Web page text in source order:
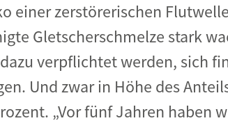
einer zerstörerischen
Gletscherschmelze stark
verpflichtet werden, sich
Und zwar in Höhe des
„Vor fünf Jahren haben